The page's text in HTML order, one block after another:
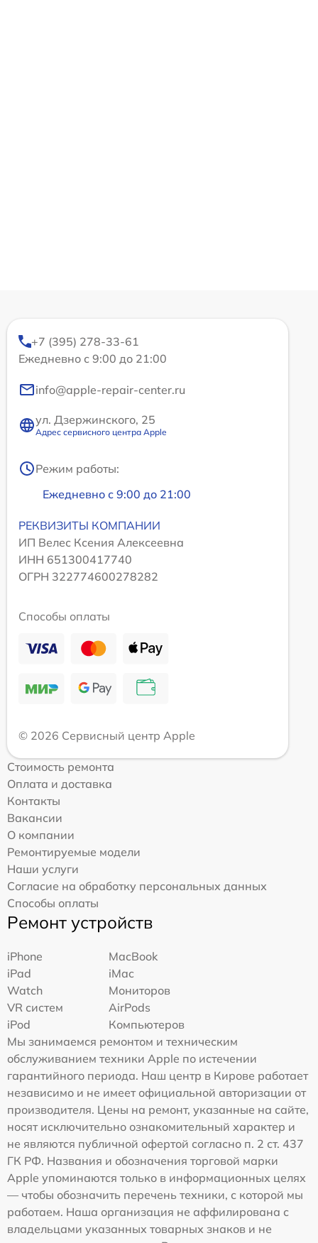
+7 (395) 278-33-61
Ежедневно с 9:00 до 21:00
info@apple-repair-center.ru
ул. Дзержинского, 25
Адрес сервисного центра Apple
Режим работы:
Ежедневно с 9:00 до 21:00
РЕКВИЗИТЫ КОМПАНИИ
ИП Велес Ксения Алексеевна
ИНН 651300417740
ОГРН 322774600278282
Способы оплаты
© 2026 Сервисный центр Apple
Стоимость ремонта
Оплата и доставка
Контакты
Вакансии
О компании
Ремонтируемые модели
Наши услуги
Согласие на обработку персональных данных
Способы оплаты
Ремонт устройств
iPhone
MacBook
iPad
iMac
Watch
Мониторов
VR систем
AirPods
iPod
Компьютеров
Мы занимаемся ремонтом и техническим
обслуживанием техники Apple по истечении
гарантийного периода. Наш центр в Кирове работает
независимо и не имеет официальной авторизации от
производителя. Цены на ремонт, указанные на сайте,
носят исключительно ознакомительный характер и
не являются публичной офертой согласно п. 2 ст. 437
ГК РФ. Названия и обозначения торговой марки
Apple упоминаются только в информационных целях
— чтобы обозначить перечень техники, с которой мы
работаем. Наша организация не аффилирована с
владельцами указанных товарных знаков и не